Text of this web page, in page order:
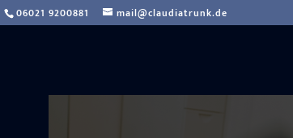
06021 9200881 mail@claudiatrunk.de